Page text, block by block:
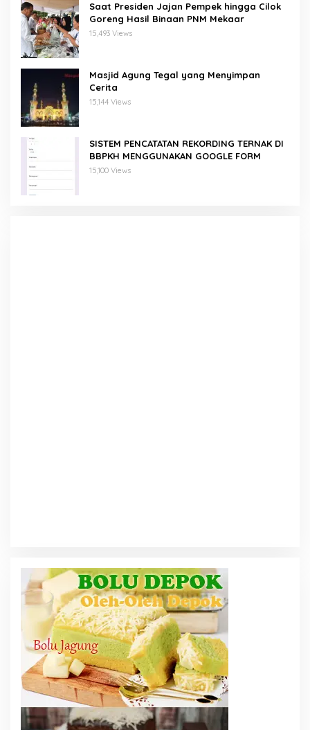
Saat Presiden Jajan Pempek hingga Cilok
Goreng Hasil Binaan PNM Mekaar
15,493 Views
Masjid Agung Tegal yang Menyimpan
Cerita
15,144 Views
SISTEM PENCATATAN REKORDING TERNAK DI
BBPKH MENGGUNAKAN GOOGLE FORM
15,100 Views